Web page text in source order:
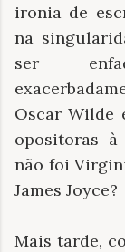
ironia de
na
ser
Oscar Wilde
opositoras
não foi
James Joyce?
Mais tarde,